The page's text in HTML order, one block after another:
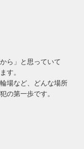
ら」と思っていて
す。
場など、どんな場所
の第一歩です。